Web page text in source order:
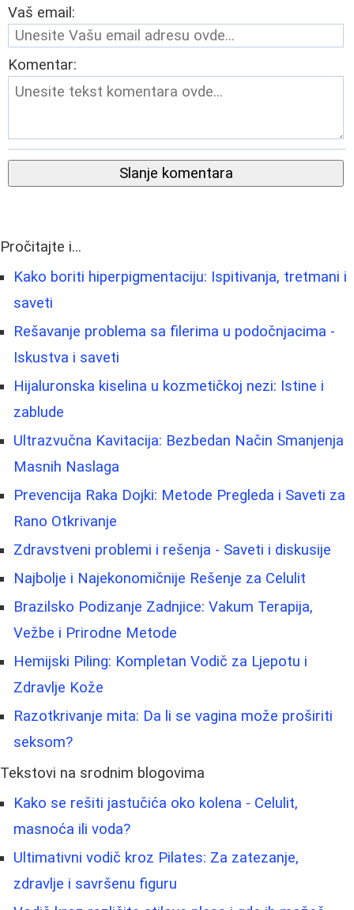
Vaš email:
Komentar:
Slanje komentara
Pročitajte i...
Kako boriti hiperpigmentaciju: Ispitivanja, tretmani i
saveti
Rešavanje problema sa filerima u podočnjacima -
Iskustva i saveti
Hijaluronska kiselina u kozmetičkoj nezi: Istine i
zablude
Ultrazvučna Kavitacija: Bezbedan Način Smanjenja
Masnih Naslaga
Prevencija Raka Dojki: Metode Pregleda i Saveti za
Rano Otkrivanje
Zdravstveni problemi i rešenja - Saveti i diskusije
Najbolje i Najekonomičnije Rešenje za Celulit
Brazilsko Podizanje Zadnjice: Vakum Terapija,
Vežbe i Prirodne Metode
Hemijski Piling: Kompletan Vodič za Ljepotu i
Zdravlje Kože
Razotkrivanje mita: Da li se vagina može proširiti
seksom?
Tekstovi na srodnim blogovima
Kako se rešiti jastučića oko kolena - Celulit,
masnoća ili voda?
Ultimativni vodič kroz Pilates: Za zatezanje,
zdravlje i savršenu figuru